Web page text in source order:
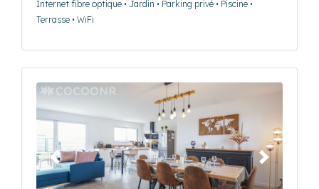
Internet fibre optique • Jardin • Parking privé • Piscine •
Terrasse • WiFi
Précédent Suivant